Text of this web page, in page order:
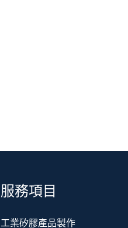
服務項目
工業矽膠產品製作